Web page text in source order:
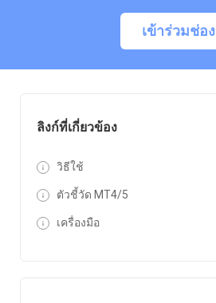
ลิงก์ที่เกี่ยวข้อง
วิธีใช้
ตัวชี้วัด MT4/5
เครื่องมือ
เข้าร่วมช่อง